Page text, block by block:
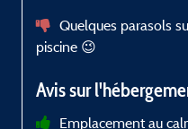
Quelques parasols
piscine 😉
Avis sur
Emplacement au